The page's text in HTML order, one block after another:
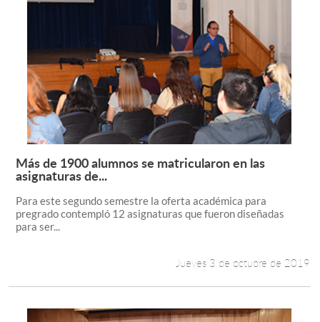
Leer más +
Más de 1900 alumnos se matricularon en las
asignaturas de...
Para este segundo semestre la oferta académica para
pregrado contempló 12 asignaturas que fueron diseñadas
para ser...
Jueves 3 de octubre de 2019